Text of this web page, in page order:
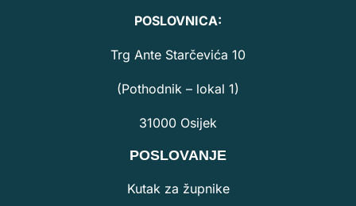
POSLOVNICA:
Trg Ante Starčevića 10
(Pothodnik – lokal 1)
31000 Osijek
POSLOVANJE
Kutak za župnike